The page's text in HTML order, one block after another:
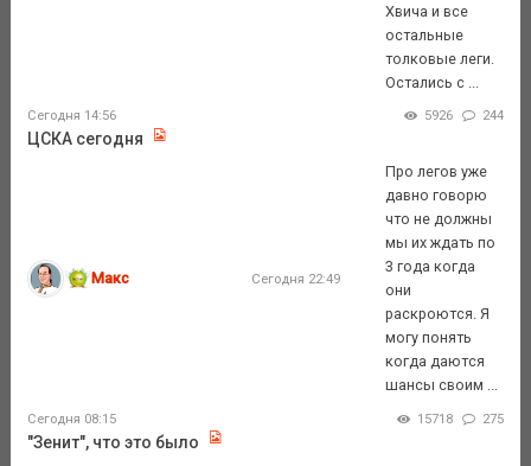
Хвича и все
остальные
толковые леги.
Остались с ...
Сегодня 14:56 5926 244
ЦСКА сегодня
Макс Сегодня 22:49
Про легов уже
давно говорю
что не должны
мы их ждать по
3 года когда
они
раскроются. Я
могу понять
когда даются
шансы своим ...
Сегодня 08:15 15718 275
"Зенит", что это было